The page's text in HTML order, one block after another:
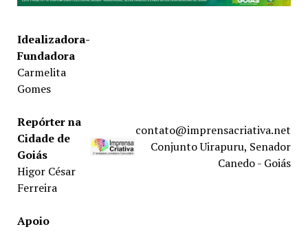
Idealizadora-
Fundadora
Carmelita
Gomes
Repórter na
Cidade de
Goiás
Higor César
Ferreira
Apoio
contato@imprensacriativa.net
Conjunto Uirapuru, Senador
Canedo - Goiás